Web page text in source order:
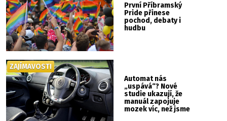
První Příbramský
Pride přinese
pochod, debaty i
hudbu
Automat nás
„uspává“? Nové
studie ukazují, že
manuál zapojuje
mozek víc, než jsme
ZAJÍMAVOSTI